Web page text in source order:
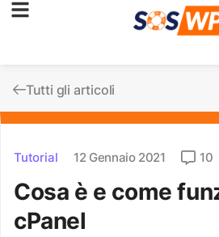
Tutti gli articoli
Tutorial 12 Gennaio 2021 10
Cosa è e come
cPanel